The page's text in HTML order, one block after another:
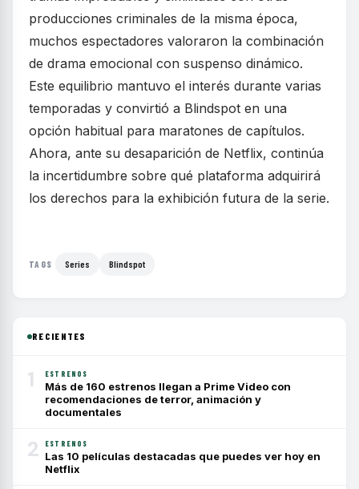
producciones criminales de la misma época,
muchos espectadores valoraron la combinación
de drama emocional con suspenso dinámico.
Este equilibrio mantuvo el interés durante varias
temporadas y convirtió a Blindspot en una
opción habitual para maratones de capítulos.
Ahora, ante su desaparición de Netflix, continúa
la incertidumbre sobre qué plataforma adquirirá
los derechos para la exhibición futura de la serie.
TAGS Series Blindspot
RECIENTES
1 ESTRENOS
Más de 160 estrenos llegan a Prime Video con
recomendaciones de terror, animación y
documentales
2 ESTRENOS
Las 10 películas destacadas que puedes ver hoy en
Netflix